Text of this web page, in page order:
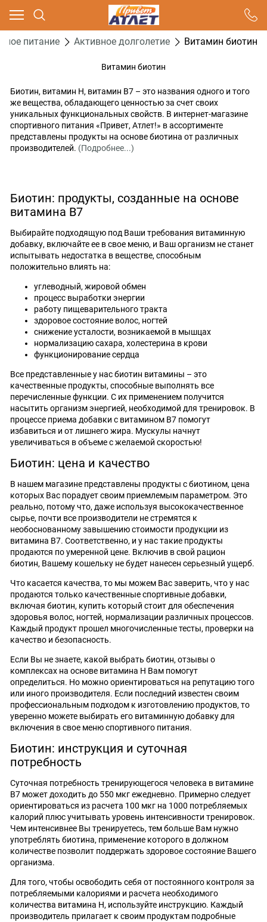
питание Активное долголетие Витамин биотин
Витамин биотин
Биотин, витамин Н, витамин В7 – это названия одного и того
же вещества, обладающего ценностью за счет своих
уникальных функциональных свойств. В интернет-магазине
спортивного питания «Привет, Атлет!» в ассортименте
представлены продукты на основе биотина от различных
производителей. (Подробнее...)
Биотин: продукты, созданные на основе
витамина В7
Выбирайте подходящую под Ваши требования витаминную
добавку, включайте ее в свое меню, и Ваш организм не станет
испытывать недостатка в веществе, способным
положительно влиять на:
углеводный, жировой обмен
процесс выработки энергии
работу пищеварительного тракта
здоровое состояние волос, ногтей
снижение усталости, возникаемой в мышцах
нормализацию сахара, холестерина в крови
функционирование сердца
Все представленные у нас биотин витамины – это
качественные продукты, способные выполнять все
перечисленные функции. С их применением получится
насытить организм энергией, необходимой для тренировок. В
процессе приема добавки с витамином В7 помогут
избавиться и от лишнего жира. Мускулы начнут
увеличиваться в объеме с желаемой скоростью!
Биотин: цена и качество
В нашем магазине представлены продукты с биотином, цена
которых Вас порадует своим приемлемым параметром. Это
реально, потому что, даже используя высококачественное
сырье, почти все производители не стремятся к
необоснованному завышению стоимости продукции из
витамина В7. Соответственно, и у нас такие продукты
продаются по умеренной цене. Включив в свой рацион
биотин, Вашему кошельку не будет нанесен серьезный ущерб.
Что касается качества, то мы можем Вас заверить, что у нас
продаются только качественные спортивные добавки,
включая биотин, купить который стоит для обеспечения
здоровья волос, ногтей, нормализации различных процессов.
Каждый продукт прошел многочисленные тесты, проверки на
качество и безопасность.
Если Вы не знаете, какой выбрать биотин, отзывы о
комплексах на основе витамина Н Вам помогут
определиться. Но можно ориентироваться на репутацию того
или иного производителя. Если последний известен своим
профессиональным подходом к изготовлению продуктов, то
уверенно можете выбирать его витаминную добавку для
включения в свое меню спортивного питания.
Биотин: инструкция и суточная
потребность
Суточная потребность тренирующегося человека в витамине
В7 может доходить до 550 мкг ежедневно. Примерно следует
ориентироваться из расчета 100 мкг на 1000 потребляемых
калорий плюс учитывать уровень интенсивности тренировок.
Чем интенсивнее Вы тренируетесь, тем больше Вам нужно
употреблять биотина, применение которого в должном
количестве позволит поддержать здоровое состояние Вашего
организма.
Для того, чтобы освободить себя от постоянного контроля за
потребляемыми калориями и расчета необходимого
количества витамина Н, используйте инструкцию. Каждый
производитель прилагает к своим продуктам подробные
Ваш город - Москва,
угадали?
ДА НЕТ